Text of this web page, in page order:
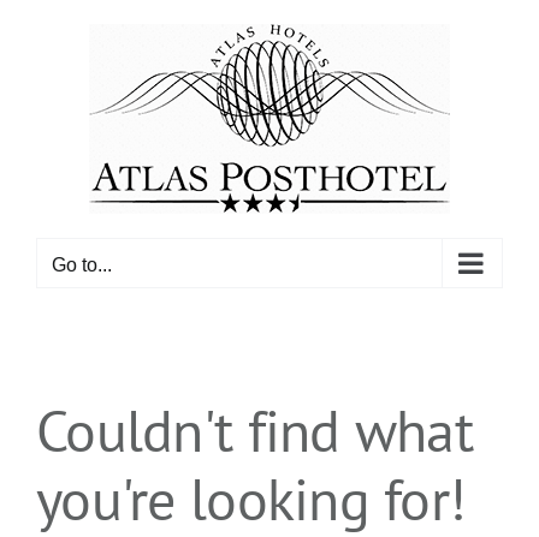
Go to...
Couldn't find what
you're looking for!